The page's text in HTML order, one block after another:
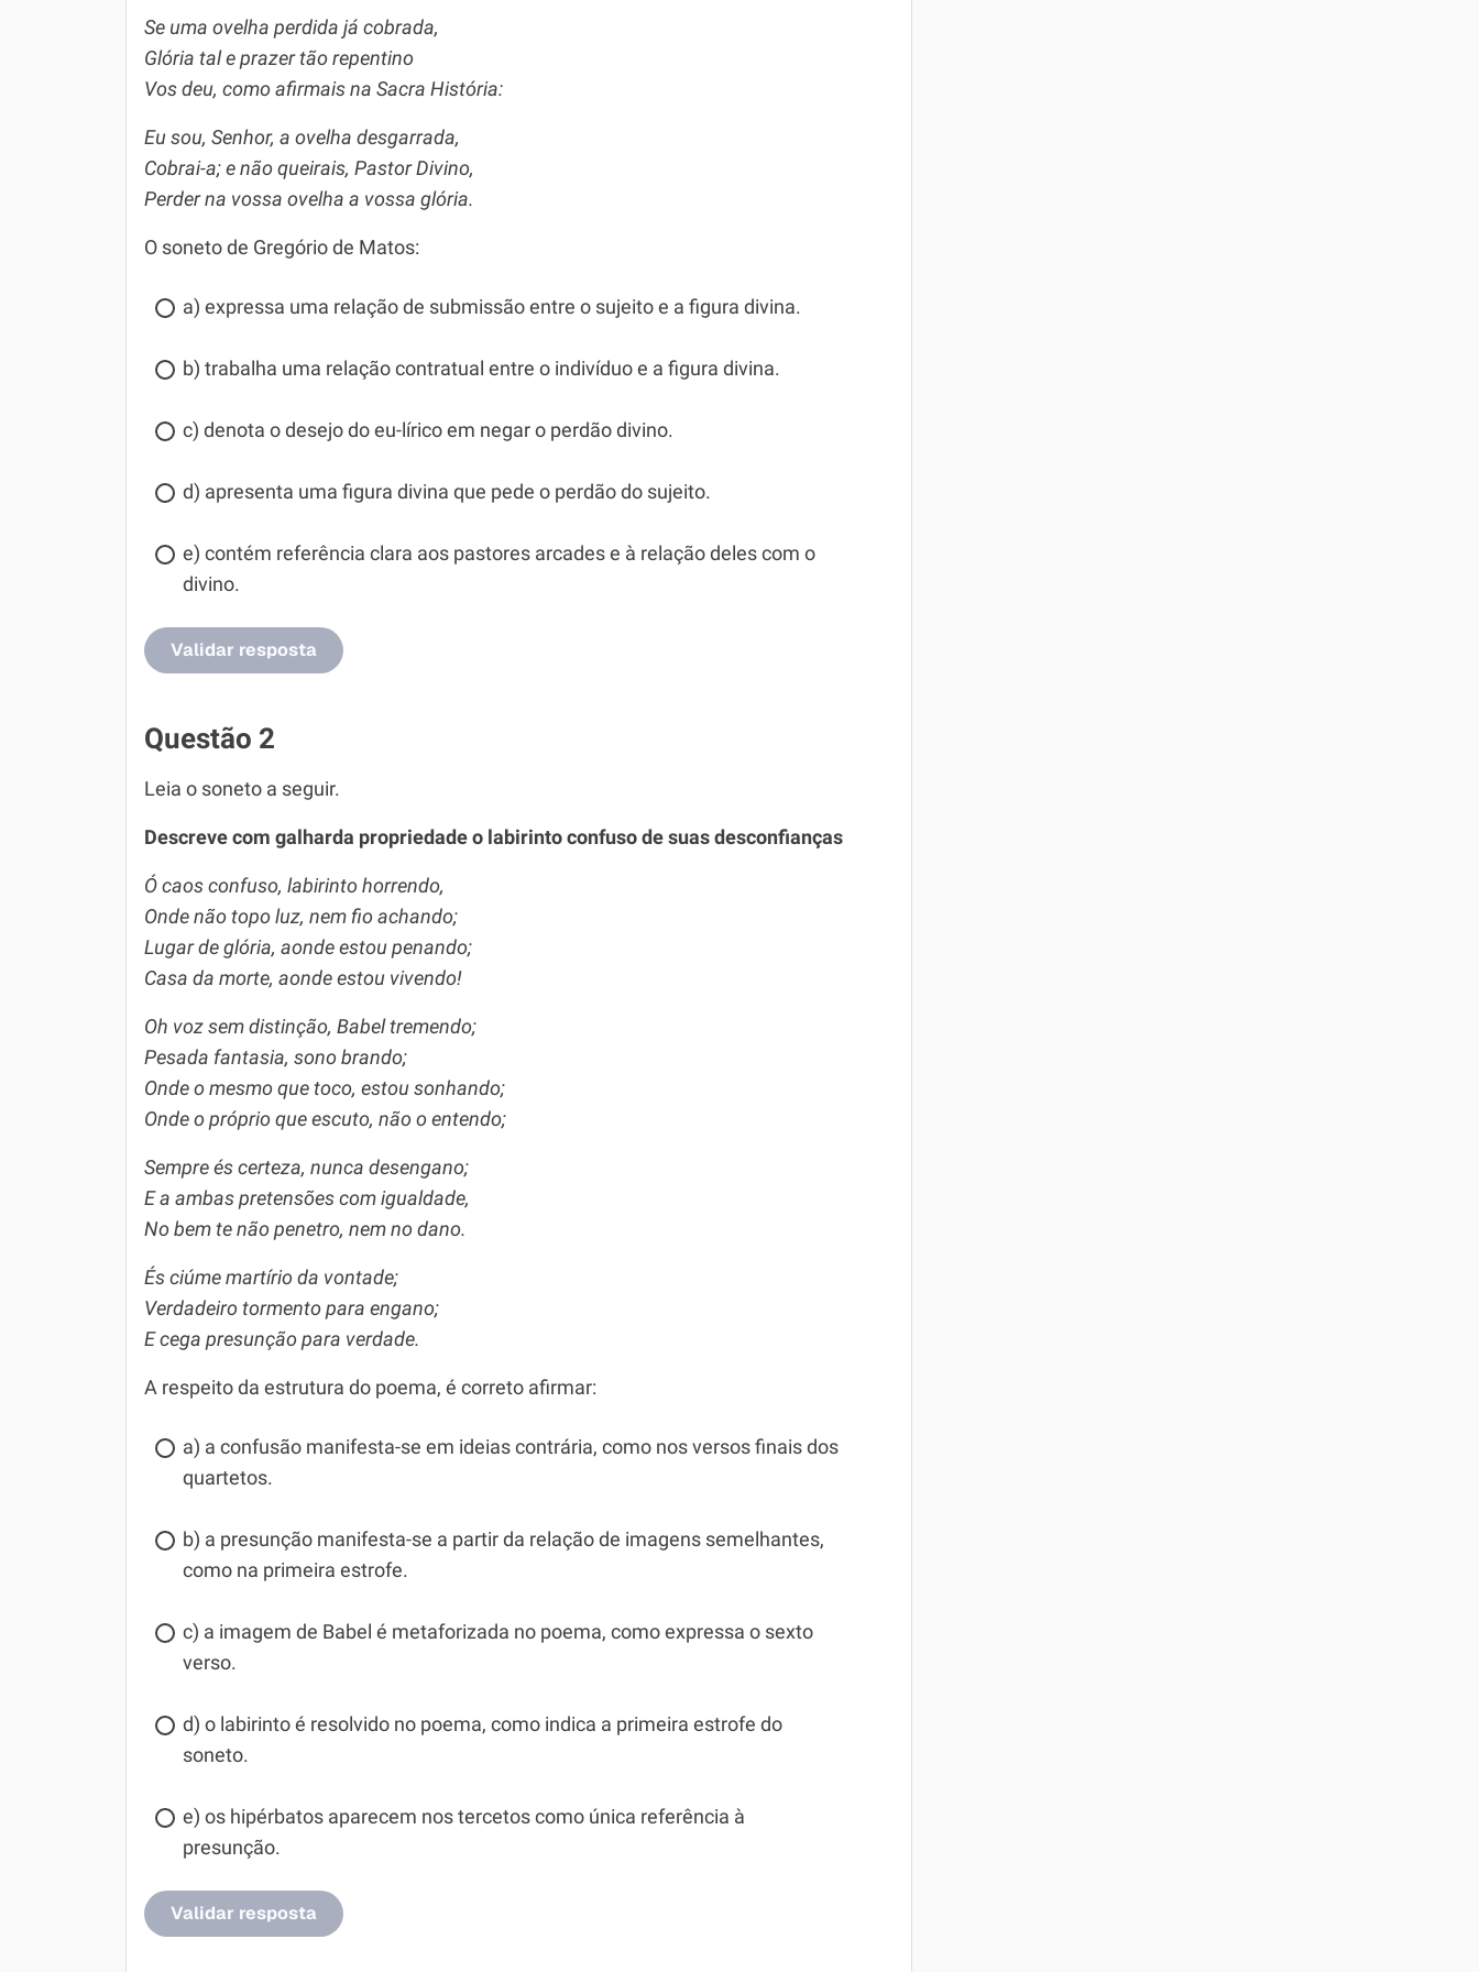
Se uma ovelha perdida já cobrada,
Glória tal e prazer tão repentino
Vos deu, como afirmais na Sacra História:
Eu sou, Senhor, a ovelha desgarrada,
Cobrai-a; e não queirais, Pastor Divino,
Perder na vossa ovelha a vossa glória.
O soneto de Gregório de Matos:
a) expressa uma relação de submissão entre o sujeito e a figura divina.
b) trabalha uma relação contratual entre o indivíduo e a figura divina.
c) denota o desejo do eu-lírico em negar o perdão divino.
d) apresenta uma figura divina que pede o perdão do sujeito.
e) contém referência clara aos pastores arcades e à relação deles com o
divino.
Validar resposta
Questão 2
Leia o soneto a seguir.
Descreve com galharda propriedade o labirinto confuso de suas desconfianças
Ó caos confuso, labirinto horrendo,
Onde não topo luz, nem fio achando;
Lugar de glória, aonde estou penando;
Casa da morte, aonde estou vivendo!
Oh voz sem distinção, Babel tremendo;
Pesada fantasia, sono brando;
Onde o mesmo que toco, estou sonhando;
Onde o próprio que escuto, não o entendo;
Sempre és certeza, nunca desengano;
E a ambas pretensões com igualdade,
No bem te não penetro, nem no dano.
És ciúme martírio da vontade;
Verdadeiro tormento para engano;
E cega presunção para verdade.
A respeito da estrutura do poema, é correto afirmar:
a) a confusão manifesta-se em ideias contrária, como nos versos finais dos
quartetos.
b) a presunção manifesta-se a partir da relação de imagens semelhantes,
como na primeira estrofe.
c) a imagem de Babel é metaforizada no poema, como expressa o sexto
verso.
d) o labirinto é resolvido no poema, como indica a primeira estrofe do
soneto.
e) os hipérbatos aparecem nos tercetos como única referência à
presunção.
Validar resposta